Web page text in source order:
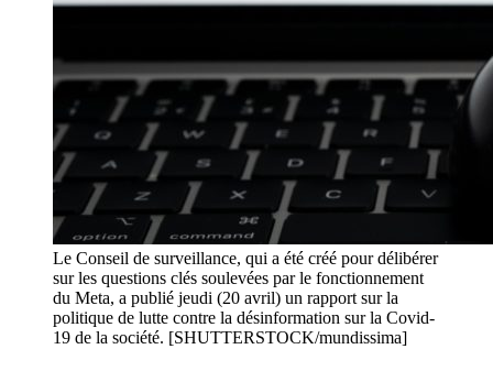
Le Conseil de surveillance, qui a été créé pour délibérer
sur les questions clés soulevées par le fonctionnement
du Meta, a publié jeudi (20 avril) un rapport sur la
politique de lutte contre la désinformation sur la Covid-
19 de la société. [SHUTTERSTOCK/mundissima]